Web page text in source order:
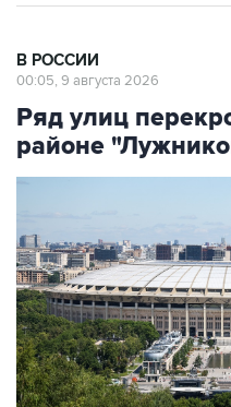
В РОССИИ
00:05, 9 августа 2026
Ряд улиц
районе